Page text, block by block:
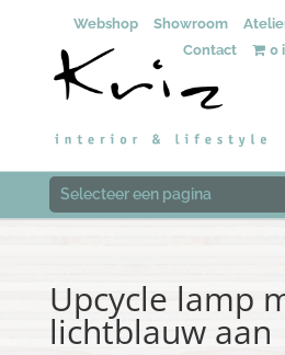
Webshop Showroom
Contact
0
Selecteer een pagina
Upcycle lamp
lichtblauw aan